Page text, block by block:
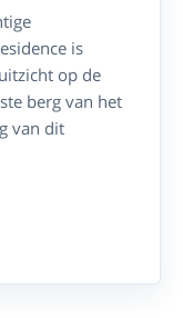
is
op de
berg van het
van dit